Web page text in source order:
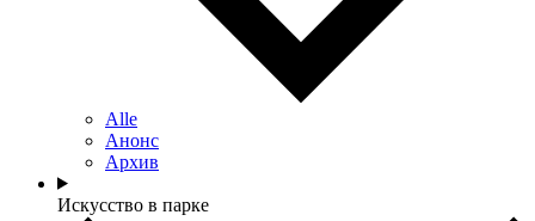
Alle
Анонс
Архив
Искусство в парке